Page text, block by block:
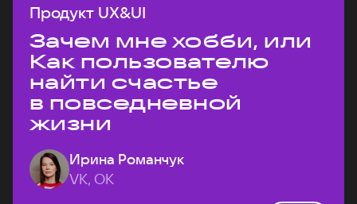
Продукт UX&UI
Зачем мне хобби, или
Как пользователю
найти счастье
в повседневной
жизни
Ирина Романчук
VK, ОК